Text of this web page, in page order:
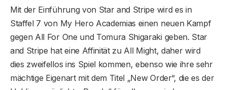
Mit der Einführung von Star and Stripe wird es in
Staffel 7 von My Hero Academias einen neuen Kampf
gegen All For One und Tomura Shigaraki geben. Star
and Stripe hat eine Affinität zu All Might, daher wird
dies zweifellos ins Spiel kommen, ebenso wie ihre sehr
mächtige Eigenart mit dem Titel „New Order“, die es der